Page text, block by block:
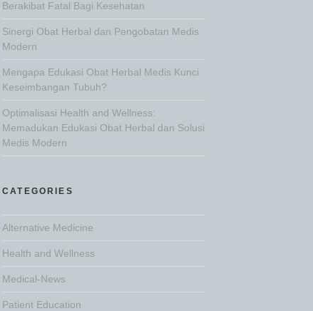
Berakibat Fatal Bagi Kesehatan
Sinergi Obat Herbal dan Pengobatan Medis
Modern
Mengapa Edukasi Obat Herbal Medis Kunci
Keseimbangan Tubuh?
Optimalisasi Health and Wellness:
Memadukan Edukasi Obat Herbal dan Solusi
Medis Modern
CATEGORIES
Alternative Medicine
Health and Wellness
Medical-News
Patient Education